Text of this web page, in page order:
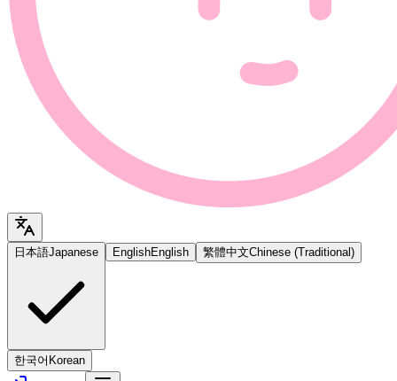
日本語Japanese EnglishEnglish 繁體中文Chinese (Traditional)
한국어 Korean